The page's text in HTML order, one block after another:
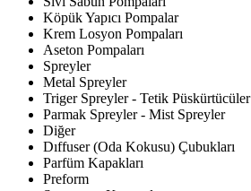
Köpük Yapıcı Pompalar
Krem Losyon Pompaları
Aseton Pompaları
Spreyler
Metal Spreyler
Triger Spreyler - Tetik Püskürtücüler
Parmak Spreyler - Mist Spreyler
Diğer
Dıffuser (Oda Kokusu) Çubukları
Parfüm Kapakları
Preform